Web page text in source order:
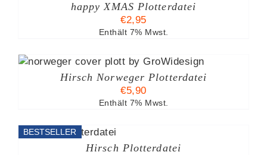
happy XMAS Plotterdatei
€2,95
Enthält 7% Mwst.
Hirsch Norweger Plotterdatei
€5,90
Enthält 7% Mwst.
BESTSELLER
Hirsch Plotterdatei